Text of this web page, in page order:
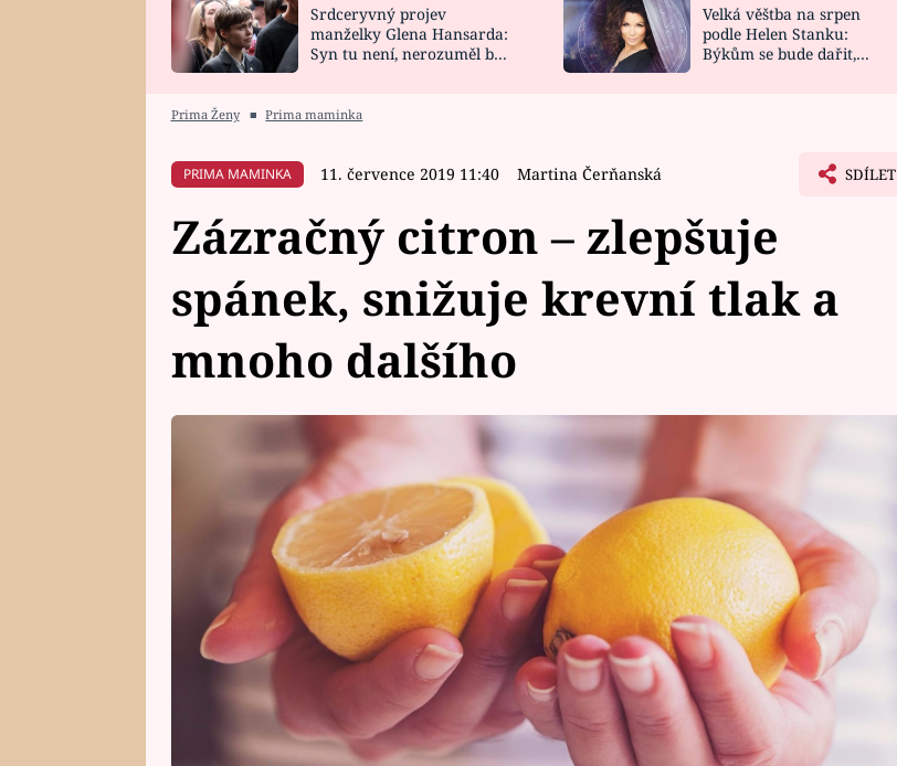
HOROSKOP NA
CELEBRITY
VAŘENÍ
NOVINKY
VIDEORECEPTY
Srdceryvný projev
manželky Glena Hansarda:
Syn tu není, nerozuměl by
Velká věštba na srpen
podle Helen Stanku:
Býkům se bude dařit,
Prima Ženy ■ Prima maminka
PRIMA MAMINKA 11. července 2019 11:40 Martina Čerňanská SDÍLET
Zázračný citron – zlepšuje
spánek, snižuje krevní tlak a
mnoho dalšího